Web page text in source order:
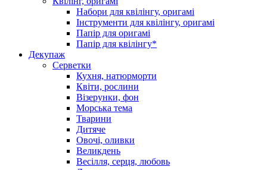
Набори для квілінгу, оригамі
Інструменти для квілінгу, оригамі
Папір для оригамі
Папір для квілінгу*
Декупаж
Серветки
Кухня, натюрморти
Квіти, рослини
Візерунки, фон
Морська тема
Тварини
Дитяче
Овочі, оливки
Великдень
Весілля, серця, любовь